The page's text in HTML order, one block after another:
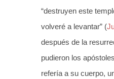
“destruyen este
volveré a levantar” (
después de la
pudieron los
refería a su cuerpo,